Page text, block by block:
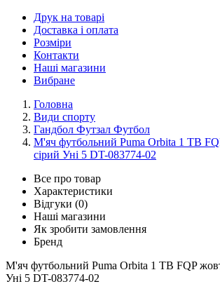
Друк на товарі
Доставка і оплата
Розміри
Контакти
Наші магазини
Вибране
Головна
Види спорту
Гандбол Футзал Футбол
М'яч футбольний Puma Orbita 1 TB
сірий Уні 5 DT-083774-02
Все про товар
Характеристики
Відгуки (0)
Наші магазини
Як зробити замовлення
Бренд
М'яч футбольний Puma Orbita 1 TB FQP
Уні 5 DT-083774-02